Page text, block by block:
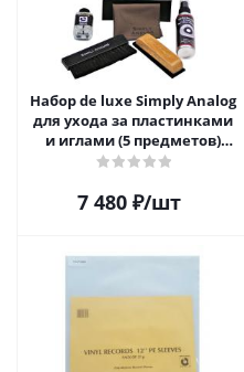
Набор de luxe Simply Analog
для ухода за пластинками
и иглами (5 предметов)
SAVC003
7 480₽/шт